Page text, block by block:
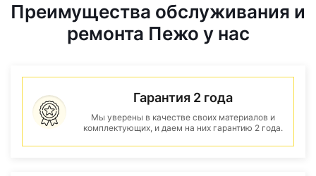
Преимущества обслуживания и
ремонта Пежо у нас
Гарантия 2 года
Мы уверены в качестве своих материалов и
комплектующих, и даем на них гарантию 2 года.